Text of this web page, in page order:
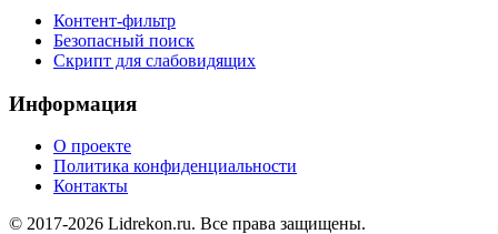
Контент-фильтр
Безопасный поиск
Скрипт для слабовидящих
Информация
О проекте
Политика конфиденциальности
Контакты
© 2017-2026 Lidrekon.ru. Все права защищены.